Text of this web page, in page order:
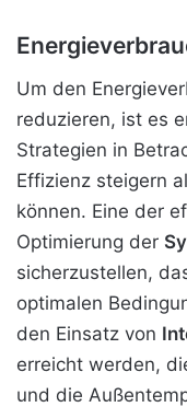
Um den
reduzieren, ist es
Strategien in
Effizienz steigern
können. Eine der
Optimierung der
sicherzustellen,
optimalen
den Einsatz von
erreicht werden,
und die